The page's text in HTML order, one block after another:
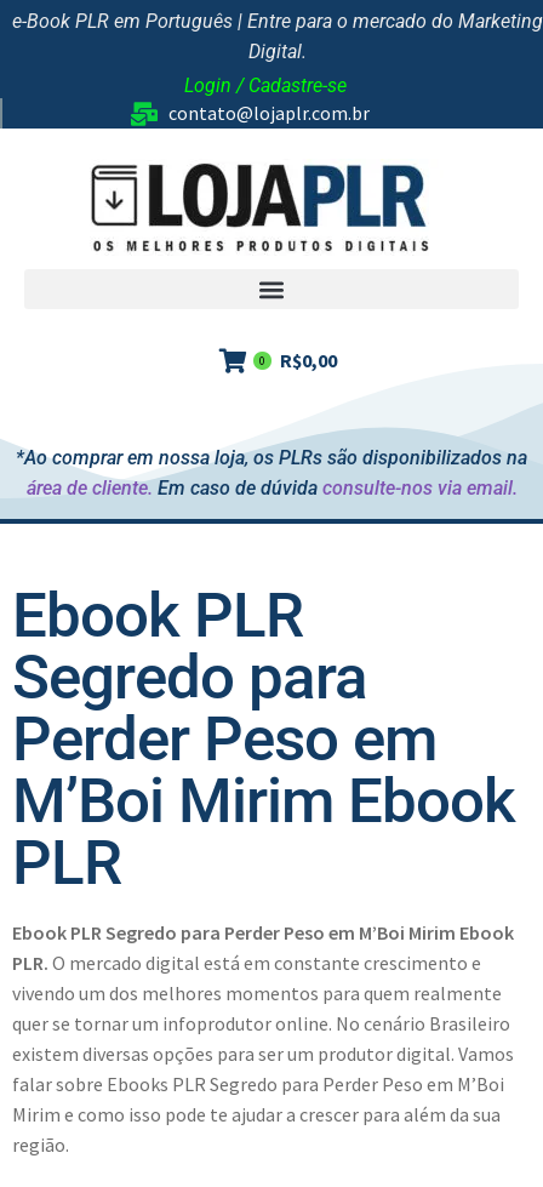
e-Book PLR em Português | Entre para o mercado do Marketing
Digital.
Login / Cadastre-se
contato@lojaplr.com.br
R$0,00
0
*Ao comprar em nossa loja, os PLRs são disponibilizados na
área de cliente. Em caso de dúvida consulte-nos via email.
Ebook PLR
Segredo para
Perder Peso em
M’Boi Mirim Ebook
PLR
Ebook PLR Segredo para Perder Peso em M’Boi Mirim Ebook
PLR. O mercado digital está em constante crescimento e
vivendo um dos melhores momentos para quem realmente
quer se tornar um infoprodutor online. No cenário Brasileiro
existem diversas opções para ser um produtor digital. Vamos
falar sobre Ebooks PLR Segredo para Perder Peso em M’Boi
Mirim e como isso pode te ajudar a crescer para além da sua
região.